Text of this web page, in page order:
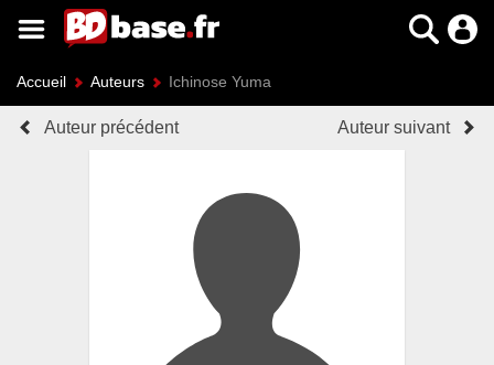
Accueil Auteurs Ichinose Yuma
Auteur précédent Auteur suivant